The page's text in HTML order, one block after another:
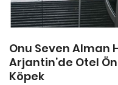
Onu Seven Alman
Arjantin’de Otel
Köpek